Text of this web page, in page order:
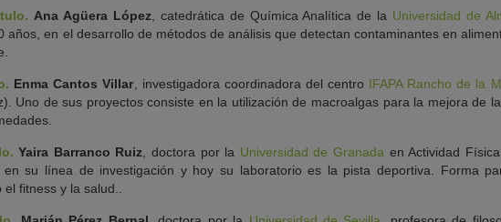
Ana Agüera López , catedrática de Química Analítica de la Universidad de
años, en el desarrollo de métodos de análisis que detectan contaminantes en
Enma Cantos Villar , investigadora coordinadora del centro IFAPA Rancho de la
Uno de sus proyectos consiste en la utilización de macroalgas para la mejora de
Yaira Barranco Ruiz , doctora por la Universidad de Granada en Actividad
su línea de investigación y hoy su laboratorio es la pista deportiva. Forma
fitness y la salud.